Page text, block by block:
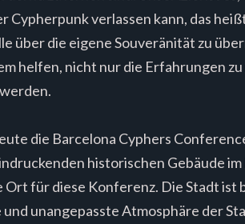
Cypherpunk verlassen kann, das
über die eigene Souveränität zu
helfen, nicht nur die Erfahrungen
die Barcelona Cyphers
historischen Gebäude
Ort für diese Konferenz. Die Stadt
unangepasste Atmosphäre der